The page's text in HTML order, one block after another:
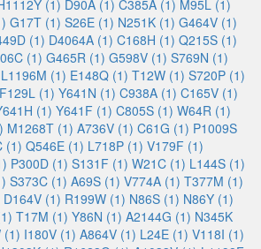
(1) D90A (1) C385A (1) M95L (1)
G17T (1) S26E (1) N251K (1) G464V (1)
(1) D4064A (1) C168H (1) Q215S (1)
(1) G465R (1) G598V (1) S769N (1)
L1196M (1) E148Q (1) T12W (1) S720P (1)
F129L (1) Y641N (1) C938A (1) C165V (1)
(1) Y641F (1) C805S (1) W64R (1)
M1268T (1) A736V (1) C61G (1) P1009S
(1) Q546E (1) L718P (1) V179F (1)
P300D (1) S131F (1) W21C (1) L144S (1)
S373C (1) A69S (1) V774A (1) T377M (1)
D164V (1) R199W (1) N86S (1) N86Y (1)
T17M (1) Y86N (1) A2144G (1) N345K
(1) I180V (1) A864V (1) L24E (1) V118I (1)